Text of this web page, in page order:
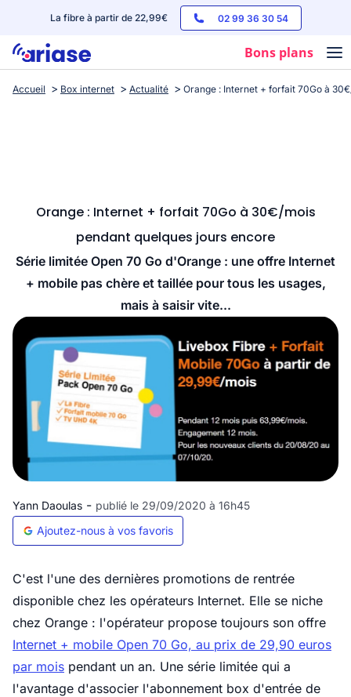
La fibre à partir de 22,99€ 02 99 36 30 54
Bons plans
Box internet
Accueil Box internet Actualité Orange : Internet + forfait 70Go à
Orange : Internet + forfait 70Go à 30€/mois
pendant quelques jours encore
Série limitée Open 70 Go d'Orange : une offre Internet
+ mobile pas chère et taillée pour tous les usages,
mais à saisir vite...
Yann Daoulas - publié le 29/09/2020 à 16h45
Ajoutez-nous à vos favoris
C'est l'une des dernières promotions de rentrée
disponible chez les opérateurs Internet. Elle se niche
chez Orange : l'opérateur propose toujours son offre
Internet + mobile Open 70 Go, au prix de 29,90 euros
par mois pendant un an. Une série limitée qui a
l'avantage d'associer l'abonnement box d'entrée de